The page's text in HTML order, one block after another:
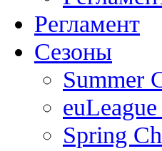
Регламент
Сезоны
Summer
Spring